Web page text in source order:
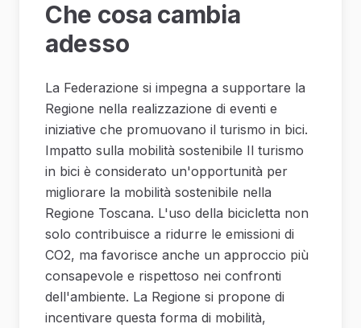
Che cosa cambia
adesso
La Federazione si impegna a supportare la
Regione nella realizzazione di eventi e
iniziative che promuovano il turismo in bici.
Impatto sulla mobilità sostenibile Il turismo
in bici è considerato un'opportunità per
migliorare la mobilità sostenibile nella
Regione Toscana. L'uso della bicicletta non
solo contribuisce a ridurre le emissioni di
CO2, ma favorisce anche un approccio più
consapevole e rispettoso nei confronti
dell'ambiente. La Regione si propone di
incentivare questa forma di mobilità,